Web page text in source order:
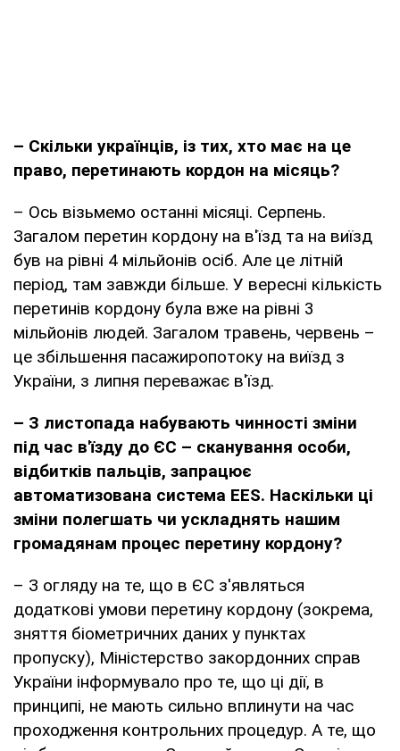
– Скільки українців, із тих, хто має на це
право, перетинають кордон на місяць?
– Ось візьмемо останні місяці. Серпень.
Загалом перетин кордону на в'їзд та на виїзд
був на рівні 4 мільйонів осіб. Але це літній
період, там завжди більше. У вересні кількість
перетинів кордону була вже на рівні 3
мільйонів людей. Загалом травень, червень –
це збільшення пасажиропотоку на виїзд з
України, з липня переважає в'їзд.
– З листопада набувають чинності зміни
під час в'їзду до ЄС – сканування особи,
відбитків пальців, запрацює
автоматизована система EES. Наскільки ці
зміни полегшать чи ускладнять нашим
громадянам процес перетину кордону?
– З огляду на те, що в ЄС з'являться
додаткові умови перетину кордону (зокрема,
зняття біометричних даних у пунктах
пропуску), Міністерство закордонних справ
України інформувало про те, що ці дії, в
принципі, не мають сильно вплинути на час
проходження контрольних процедур. А те, що